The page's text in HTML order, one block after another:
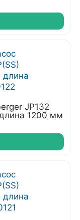
JP132
1200 мм